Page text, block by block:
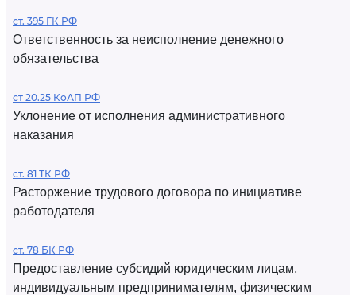
ст. 395 ГК РФ
Ответственность за неисполнение денежного
обязательства
ст 20.25 КоАП РФ
Уклонение от исполнения административного
наказания
ст. 81 ТК РФ
Расторжение трудового договора по инициативе
работодателя
ст. 78 БК РФ
Предоставление субсидий юридическим лицам,
индивидуальным предпринимателям, физическим